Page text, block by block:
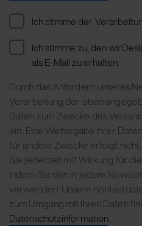
Ich stimme der
Ich stimme zu, den
als E-Mail zu erhalten.
Durch das Anfordern unseres
Verarbeitung der oben
Daten zum Zwecke des
ein. Eine Weitergabe Ihrer
für andere Zwecke erfolgt
Sie jederzeit mit Wirkung für
indem Sie den in jedem
verwenden. Unsere
zum Umgang mit Ihren Daten
Datenschutzinformation.